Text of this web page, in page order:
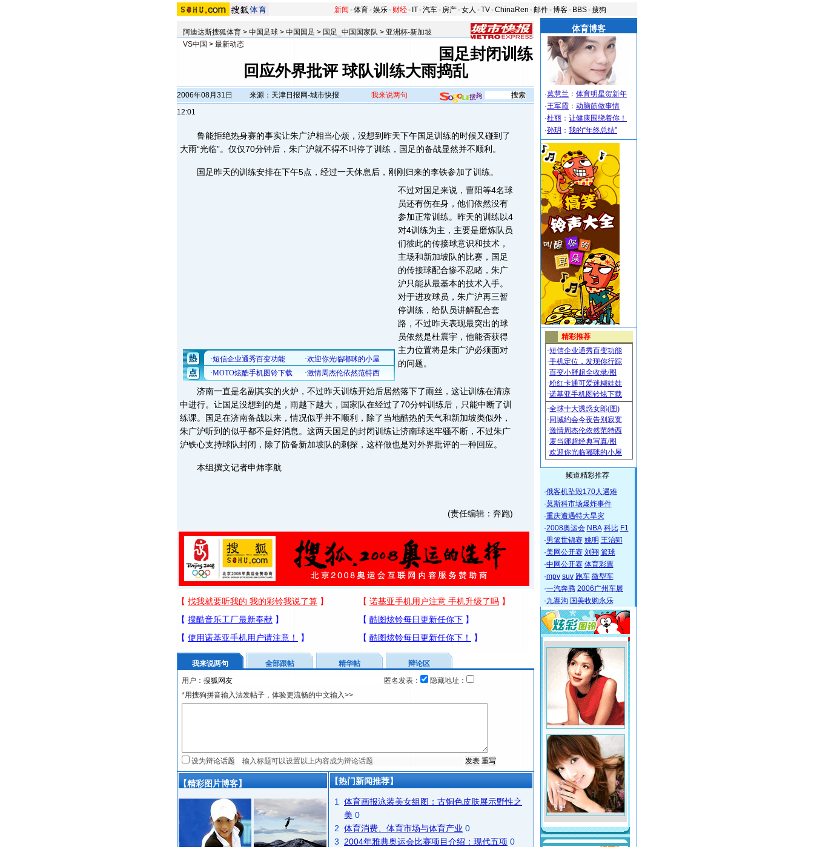
新闻 -体育-娱乐- 财经- IT-汽车- 房产-女人 -TV-ChinaRen -邮件-博客- BBS-搜狗
阿迪达斯搜狐体育 > 中国足球 > 中国国足 > 国足_中国国家队 > 亚洲杯-新加坡
VS中国 > 最新动态
国足封闭训练
回应外界批评 球队训练大雨捣乱
2006年08月31日
12:01
来源：天津日报网-城市快报 我来说两句
鲁能拒绝热身赛的事实让朱广沪相当心烦，没想到昨天下午国足训练的时候又碰到了
大雨“光临”。仅仅70分钟后，朱广沪就不得不叫停了训练，国足的备战显然并不顺利。
国足昨天的训练安排在下午5点，经过一天休息后，刚刚归来的李铁参加了训练。
不过对国足来说，曹阳等4名球
员还有伤在身，他们依然没有
参加正常训练。昨天的训练以4
对4训练为主，主要是磨炼队员
们彼此的传接球意识和技术，
主场和新加坡队的比赛，国足
的传接球配合惨不忍睹，朱广
沪只能从最基本的技术入手。
对于进攻球员，朱广沪再三暂
停训练，给队员讲解配合套
路，不过昨天表现最突出的球
员依然是杜震宇，他能否获得
主力位置将是朱广沪必须面对
的问题。
济南一直是名副其实的火炉，不过昨天训练开始后居然落下了雨丝，这让训练在清凉
中进行。让国足没想到的是，雨越下越大，国家队在经过了70分钟训练后，只能中断了训
练课。国足在济南备战以来，情况似乎并不顺利，除了当地酷热的天气和新加坡类似外，
朱广沪听到的似乎都不是好消息。这两天国足的封闭训练让济南球迷牢骚不断，不过朱广
沪铁心支持球队封闭，除了防备新加坡队的刺探，这样做也是对外界批评的一种回应。
本组撰文记者申炜李航
(责任编辑：奔跑)
我来说两句 全部跟帖 精华帖
辩论区
用户：
匿名发表：
隐藏地址：
*用搜狗拼音输入法发帖子，体验更流畅的中文输入>>
设为辩论话题
【精彩图片博客】 【热门新闻推荐】
1
体育画报泳装美女组图：古铜色皮肤展示野性之
美 0
2 体育消费、体育市场与体育产业 0
3
2004年雅典奥运会比赛项目介绍：现代五项 0
体育博客
·莫慧兰 ： 体育明星贺新年
·王军霞 ： 动脑筋做事情
·杜丽 ： 让健康围绕着你！
·孙玥 ： 我的“年终总结”
频道精彩推荐
·俄客机坠毁170人遇难
·莫斯科市场爆炸事件
·重庆遭遇特大旱灾
·2008奥运会 NBA 科比 F1
·男篮世锦赛 姚明 王治郅
·美网公开赛 刘翔 篮球
·中网公开赛 体育彩票
·mpv suv 跑车 微型车
·一汽奔腾 2006广州车展
·九寨沟 国美收购永乐